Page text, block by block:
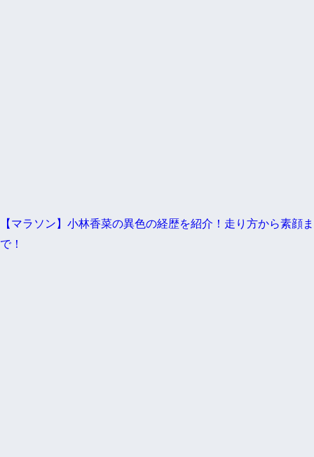
【マラソン】小林香菜の異色の経歴を紹介！走り方から素顔ま
で！